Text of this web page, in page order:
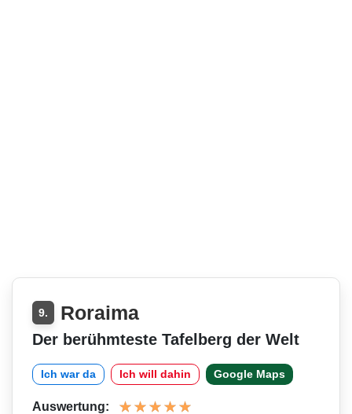
9. Roraima
Der berühmteste Tafelberg der Welt
Ich war da Ich will dahin Google Maps
Auswertung: